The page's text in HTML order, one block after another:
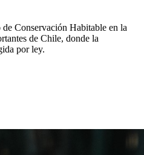
Conservación Habitable en la
de Chile, donde la
por ley.